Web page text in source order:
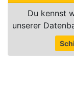
Du kennst
unserer